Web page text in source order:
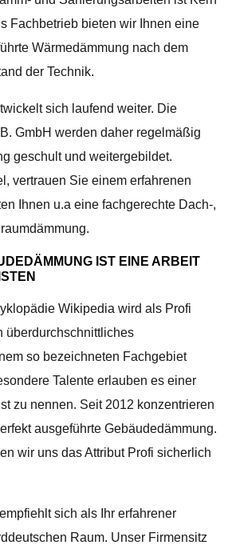
Fachbetrieb bieten wir Ihnen eine
Wärmedämmung nach dem
der Technik.
sich laufend weiter. Die
GmbH werden daher regelmäßig
geschult und weitergebildet.
vertrauen Sie einem erfahrenen
Ihnen u.a eine fachgerechte Dach-,
IST EINE ARBEIT
Wikipedia wird als Profi
überdurchschnittliches
so bezeichneten Fachgebiet
Talente erlauben es einer
zu nennen. Seit 2012 konzentrieren
ausgeführte Gebäudedämmung.
wir uns das Attribut Profi sicherlich
sich als Ihr erfahrener
Raum. Unser Firmensitz